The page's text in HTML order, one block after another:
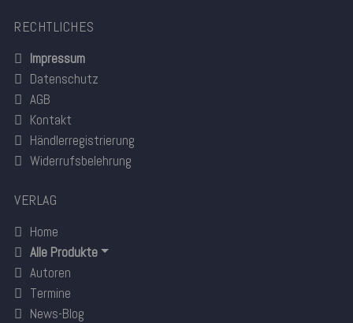
RECHTLICHES
Impressum
Datenschutz
AGB
Kontakt
Händlerregistrierung
Widerrufsbelehrung
VERLAG
Home
Alle Produkte
Autoren
Termine
News-Blog